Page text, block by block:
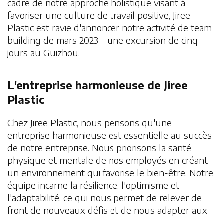
cadre de notre approche holistique visant à
favoriser une culture de travail positive, Jiree
Plastic est ravie d'annoncer notre activité de team
building de mars 2023 - une excursion de cinq
jours au Guizhou.
L'entreprise harmonieuse de Jiree
Plastic
Chez Jiree Plastic, nous pensons qu'une
entreprise harmonieuse est essentielle au succès
de notre entreprise. Nous priorisons la santé
physique et mentale de nos employés en créant
un environnement qui favorise le bien-être. Notre
équipe incarne la résilience, l'optimisme et
l'adaptabilité, ce qui nous permet de relever de
front de nouveaux défis et de nous adapter aux